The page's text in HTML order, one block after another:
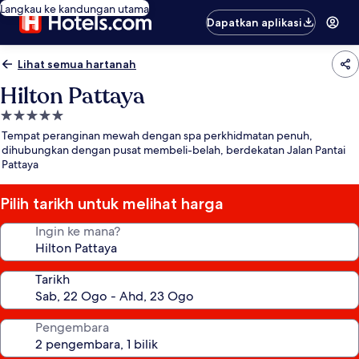
Langkau ke kandungan utama
Dapatkan aplikasi
Lihat semua hartanah
Hilton Pattaya
Hartanah
5.0
bintang
Tempat peranginan mewah dengan spa perkhidmatan penuh,
dihubungkan dengan pusat membeli-belah, berdekatan Jalan Pantai
Pattaya
Pilih tarikh untuk melihat harga
Ingin ke mana?
Tarikh
Pengembara